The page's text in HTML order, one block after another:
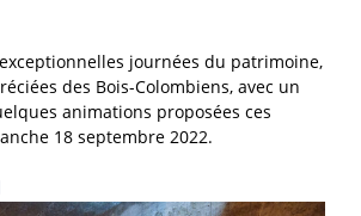
journées du patrimoine,
des Bois-Colombiens, avec un
animations proposées ces
18 septembre 2022.